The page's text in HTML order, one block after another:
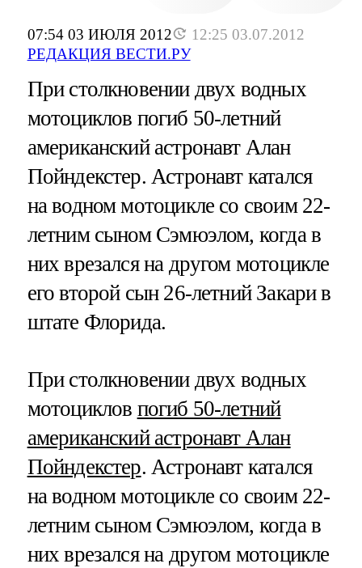
07:54 03 ИЮЛЯ 2012
12:25 03.07.2012
РЕДАКЦИЯ ВЕСТИ.РУ
При столкновении двух водных
мотоциклов погиб 50-летний
американский астронавт Алан
Пойндекстер. Астронавт катался
на водном мотоцикле со своим 22-
летним сыном Сэмюэлом, когда в
них врезался на другом мотоцикле
его второй сын 26-летний Закари в
штате Флорида.
При столкновении двух водных
мотоциклов погиб 50-летний
американский астронавт Алан
Пойндекстер. Астронавт катался
на водном мотоцикле со своим 22-
летним сыном Сэмюэлом, когда в
них врезался на другом мотоцикле